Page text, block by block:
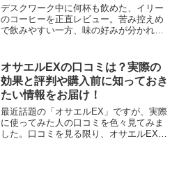
デスクワーク中に何杯も飲めた、イリー
のコーヒーを正直レビュー。苦み控えめ
で飲みやすい一方、味の好みが分かれる
オサエルEXの口コミは？実際の
効果と評判や購入前に知っておき
たい情報をお届け！
最近話題の「オサエルEX」ですが、実際
に使ってみた人の口コミを色々見てみま
した。口コミを見る限り、オサエルEX